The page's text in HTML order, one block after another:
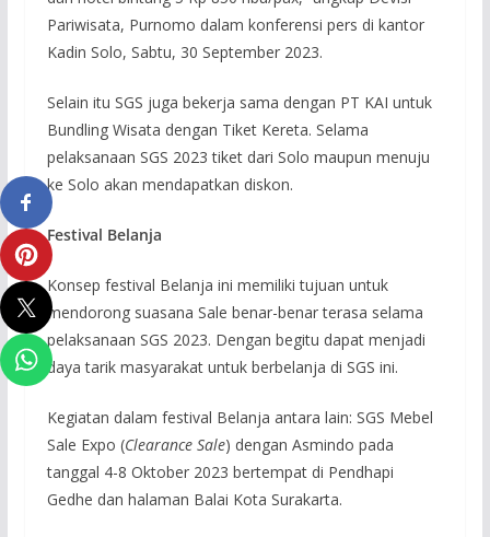
Pariwisata, Purnomo dalam konferensi pers di kantor
Kadin Solo, Sabtu, 30 September 2023.
Selain itu SGS juga bekerja sama dengan PT KAI untuk
Bundling Wisata dengan Tiket Kereta. Selama
pelaksanaan SGS 2023 tiket dari Solo maupun menuju
ke Solo akan mendapatkan diskon.
Festival Belanja
Konsep festival Belanja ini memiliki tujuan untuk
mendorong suasana Sale benar-benar terasa selama
pelaksanaan SGS 2023. Dengan begitu dapat menjadi
daya tarik masyarakat untuk berbelanja di SGS ini.
Kegiatan dalam festival Belanja antara lain: SGS Mebel
Sale Expo (Clearance Sale) dengan Asmindo pada
tanggal 4-8 Oktober 2023 bertempat di Pendhapi
Gedhe dan halaman Balai Kota Surakarta.